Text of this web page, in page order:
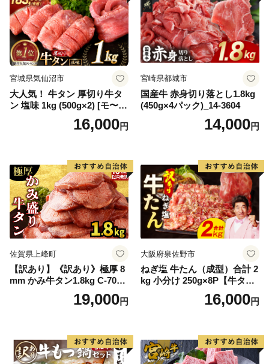
宮城県気仙沼市
大人気！ 牛タン 厚切り牛タ
ン 塩味 1kg (500g×2) [モ〜ラ
ンド 宮城県 気仙沼市 205646
60] 肉 牛肉 精肉 牛たん 牛タ
厚切り タン
16,000円
宮崎県都城市
国産牛 赤身切り落とし1.8kg
(450g×4パック)_14-3604
14,000円
佐賀県上峰町
【訳あり】《訳あり》極厚 8
mm かみ牛タン1.8kg C-709-
19,000円
大阪府泉佐野市
ねぎ塩 牛たん（成型）合計 2
kg 小分け 250g×8P【牛タン
牛肉 焼肉用 薄切り 訳あり サ
16,000円